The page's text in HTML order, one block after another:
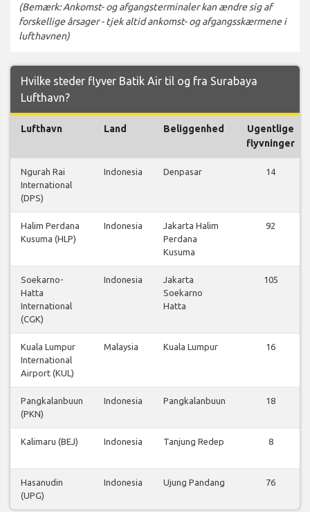
(Bemærk: Ankomst- og afgangsterminaler kan ændre sig af
forskellige årsager - tjek altid ankomst- og afgangsskærmene i
lufthavnen)
Hvilke steder flyver Batik Air til og fra Surabaya
Lufthavn?
Lufthavn Land Beliggenhed
Ugentlige
flyvninger
Ngurah Rai
International
(DPS)
Indonesia Denpasar 14
Halim Perdana
Kusuma (HLP)
Indonesia
Jakarta Halim
Perdana
Kusuma
92
Soekarno-
Hatta
International
(CGK)
Indonesia
Jakarta
Soekarno
Hatta
105
Kuala Lumpur
International
Airport (KUL)
Malaysia Kuala Lumpur 16
Pangkalanbuun
(PKN)
Indonesia Pangkalanbuun 18
Kalimaru (BEJ) Indonesia Tanjung Redep 8
Hasanudin
(UPG)
Indonesia Ujung Pandang 76